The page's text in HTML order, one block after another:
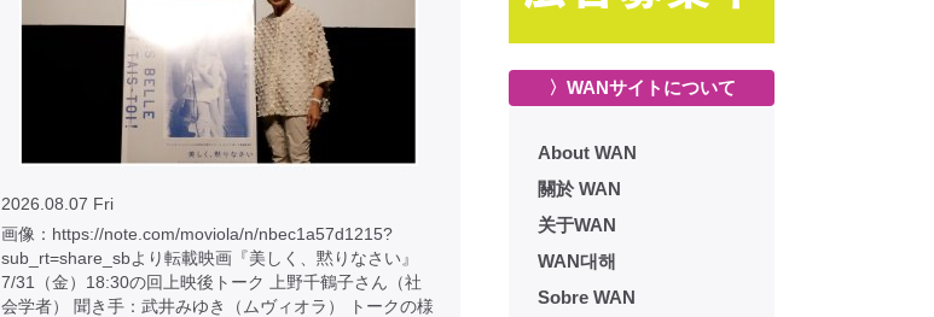
2026.08.07 Fri
画像：https://note.com/moviola/n/nbec1a57d1215?
sub_rt=share_sbより転載映画『美しく、黙りなさい』
7/31（金）18:30の回上映後トーク 上野千鶴子さん（社
会学者） 聞き手：武井みゆき（ムヴィオラ） トークの様
〉WANサイトについて
About WAN
關於 WAN
关于WAN
WAN대해
Sobre WAN